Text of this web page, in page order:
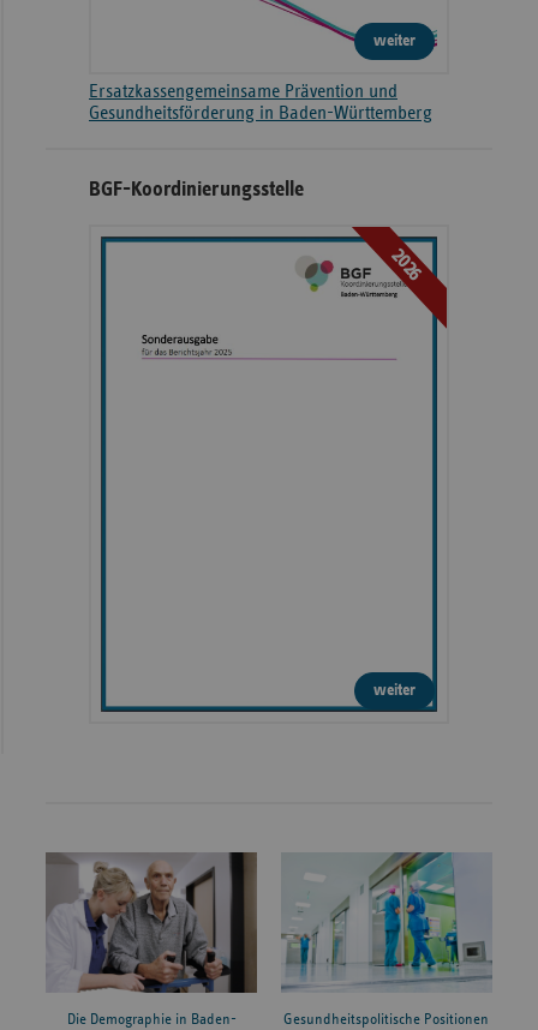
weiter
Ersatzkassengemeinsame Prävention und
Gesundheitsförderung in Baden-Württemberg
BGF-Koordinierungsstelle
2026
weiter
Die Demographie in Baden-
Gesundheitspolitische Positionen